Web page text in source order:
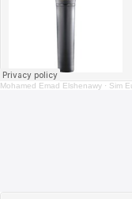
Mohamed Emad Elshenawy · Sim